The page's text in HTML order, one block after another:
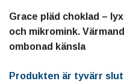
Grace pläd choklad –
och mikromink.
ombonad känsla
Produkten är tyvärr slut